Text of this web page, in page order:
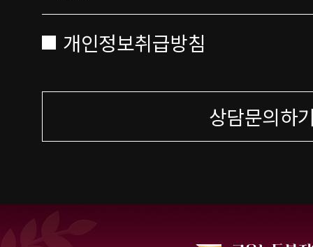
개인정보취급방침
상담문의하